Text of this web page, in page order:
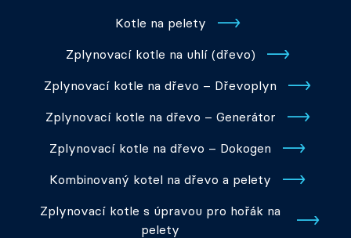
Kotle na pelety
Zplynovací kotle na uhlí (dřevo)
Zplynovací kotle na dřevo – Dřevoplyn
Zplynovací kotle na dřevo – Generátor
Zplynovací kotle na dřevo – Dokogen
Kombinovaný kotel na dřevo a pelety
Zplynovací kotle s úpravou pro hořák na
pelety